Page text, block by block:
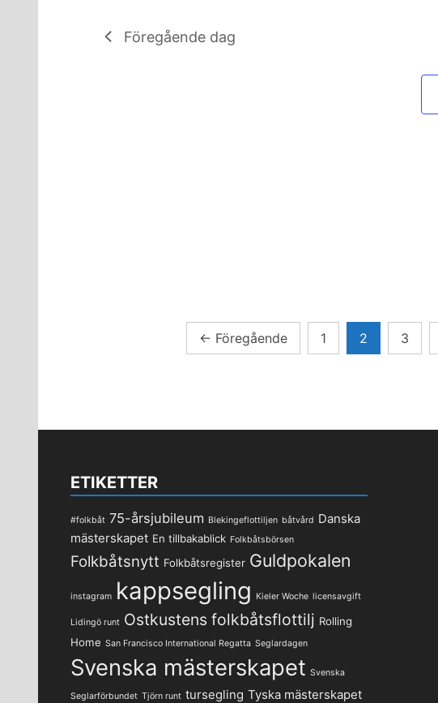
Föregående dag
← Föregående 1 2 3
ETIKETTER
#folkbåt 75-årsjubileum Blekingeflottiljen båtvård Danska
mästerskapet En tillbakablick Folkbåtsbörsen
Folkbåtsnytt Folkbåtsregister Guldpokalen
instagram kappsegling Kieler Woche licensavgift
Lidingö runt Ostkustens folkbåtsflottilj Rolling
Home San Francisco International Regatta Seglardagen
Svenska mästerskapet Svenska
Seglarförbundet Tjörn runt tursegling Tyska mästerskapet